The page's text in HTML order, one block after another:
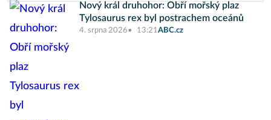
Nový král druhohor: Obří mořský plaz
Tylosaurus rex byl postrachem oceánů
4. srpna 2026 13:21ABC.cz